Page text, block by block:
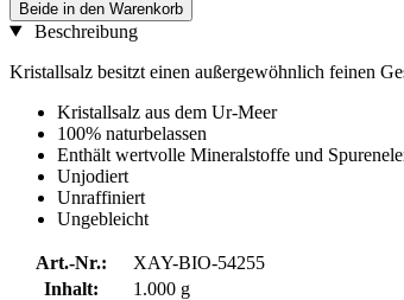
Beide in den Warenkorb
Beschreibung
Kristallsalz besitzt einen außergewöhnlich feinen
Kristallsalz aus dem Ur-Meer
100% naturbelassen
Enthält wertvolle Mineralstoffe und
Unjodiert
Unraffiniert
Ungebleicht
Art.-Nr.:
XAY-BIO-54255
Inhalt:
1.000 g